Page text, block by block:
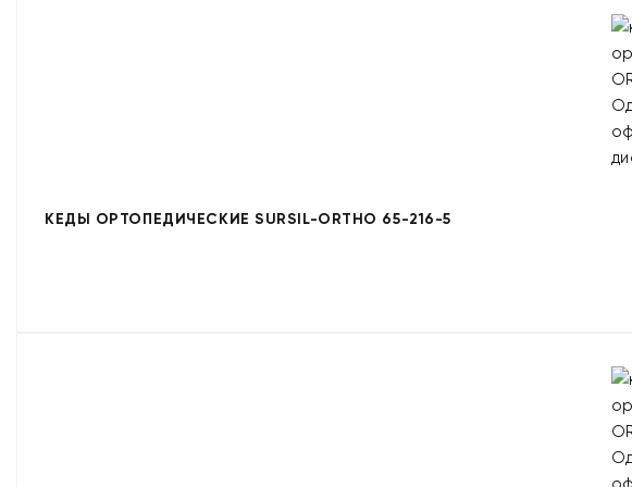
КЕДЫ ОРТОПЕДИЧЕСКИЕ SURSIL-ORTHO 65-216-5